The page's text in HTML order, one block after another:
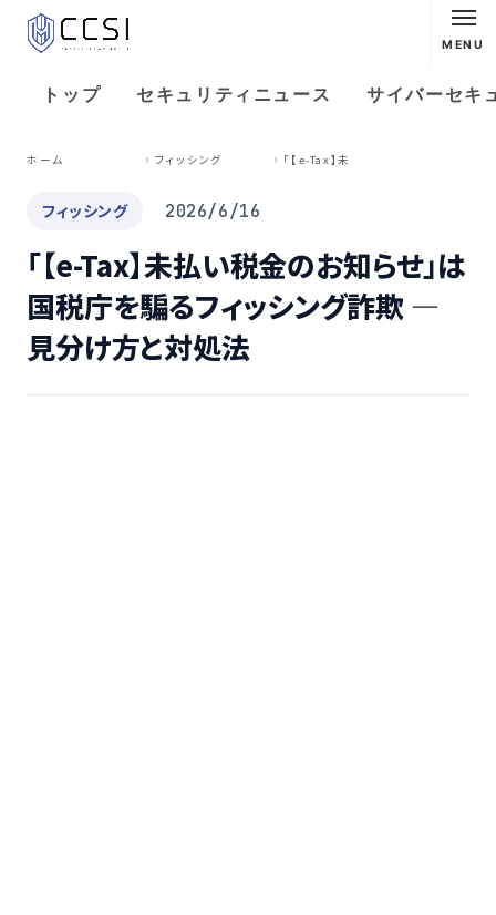
MENU
トップ セキュリティニュース サイバーセキ
ホーム フィッシング
フィッシング 2026/6/16
「【e-Tax】未払い税金のお知らせ」は
国税庁を騙るフィッシング詐欺 ―
見分け方と対処法